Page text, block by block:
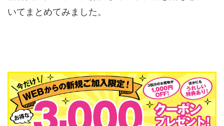
いてまとめてみました。